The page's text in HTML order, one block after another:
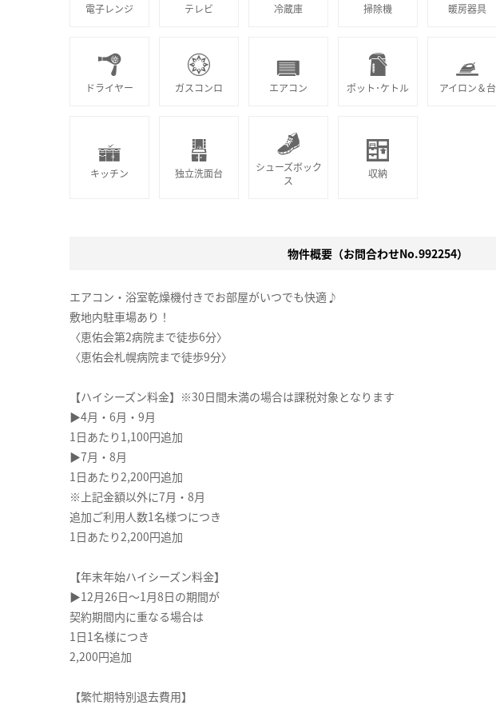
電子レンジ テレビ 冷蔵庫 掃除機 暖房器具
ドライヤー ガスコンロ エアコン ポット･ケトル アイロン＆台
キッチン 独立洗面台
シューズボック
ス
収納
物件概要（お問合わせNo.992254）
エアコン・浴室乾燥機付きでお部屋がいつでも快適♪
敷地内駐車場あり！
〈恵佑会第2病院まで徒歩6分〉
〈恵佑会札幌病院まで徒歩9分〉
【ハイシーズン料金】※30日間未満の場合は課税対象となります
▶4月・6月・9月
1日あたり1,100円追加
▶7月・8月
1日あたり2,200円追加
※上記金額以外に7月・8月
追加ご利用人数1名様つにつき
1日あたり2,200円追加
【年末年始ハイシーズン料金】
▶12月26日～1月8日の期間が
契約期間内に重なる場合は
1日1名様につき
2,200円追加
【繁忙期特別退去費用】